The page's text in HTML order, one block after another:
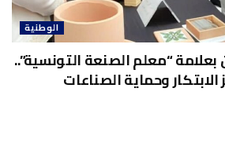
الوطنية
“معلم الصنعة التونسية”..
وحماية الصناعات